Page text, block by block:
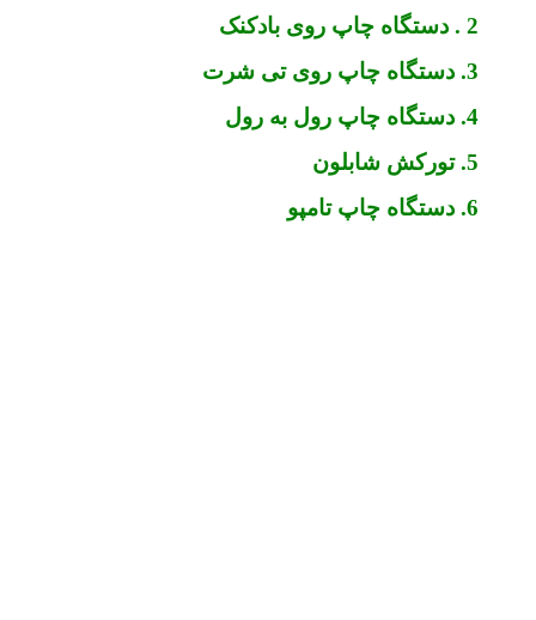
2 . دستگاه چاپ روی بادکنک
3. دستگاه چاپ روی تی شرت
4. دستگاه چاپ رول به رول
5. تورکش شابلون
6. دستگاه چاپ تامپو